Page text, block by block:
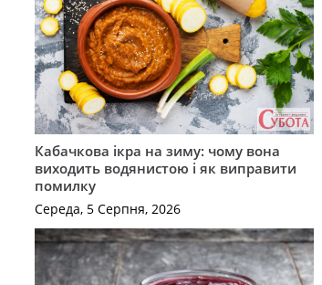
Кабачкова ікра на зиму: чому вона
виходить водянистою і як виправити
помилку
Середа, 5 Серпня, 2026